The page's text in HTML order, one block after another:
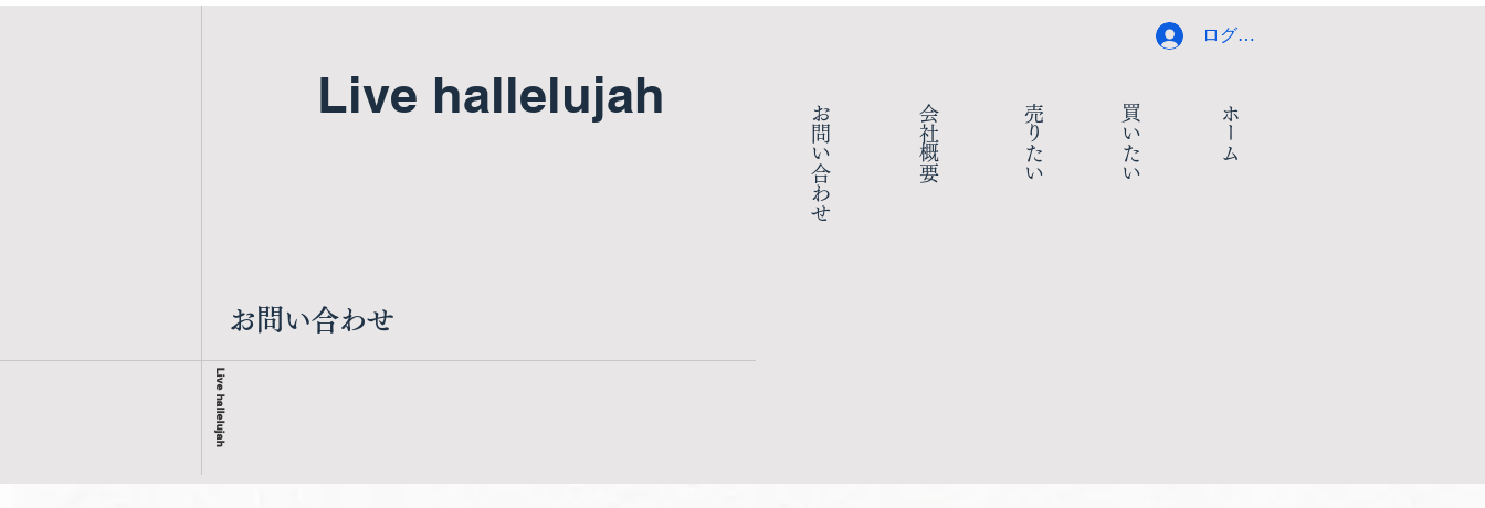
ログイン
​お問い合わせ
Live hallelujah
​お問い合わせ ​会社概要 ​売りたい ​買いたい ​ホーム
Live hallelujah